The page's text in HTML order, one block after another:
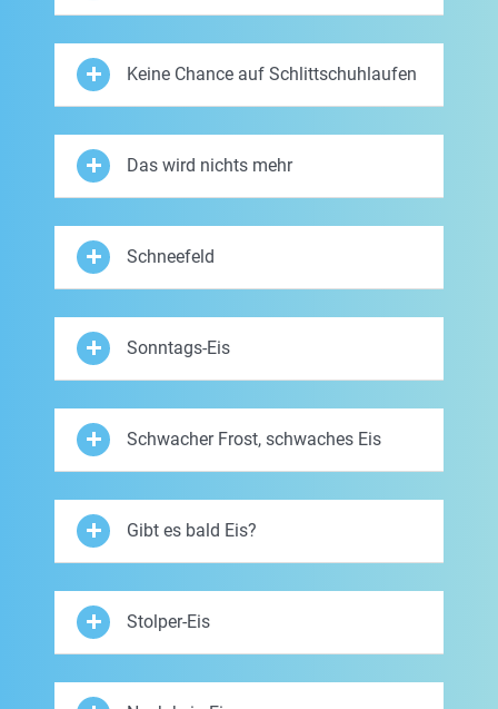
Keine Chance auf Schlittschuhlaufen
Das wird nichts mehr
Schneefeld
Sonntags-Eis
Schwacher Frost, schwaches Eis
Gibt es bald Eis?
Stolper-Eis